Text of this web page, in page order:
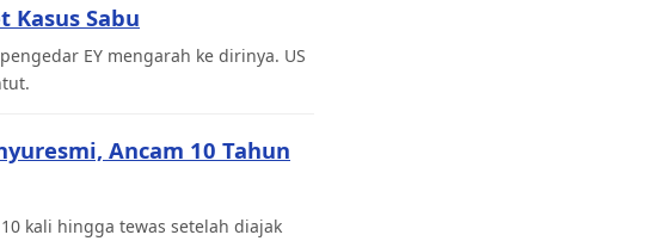
Kasus Sabu
EY mengarah ke dirinya. US
Ancam 10 Tahun
kali hingga tewas setelah diajak